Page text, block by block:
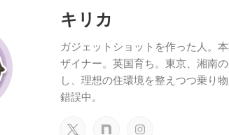
キリカ
ガジェットショットを作った人。
ザイナー。英国育ち。東京、湘南
し、理想の住環境を整えつつ乗り
錯誤中。